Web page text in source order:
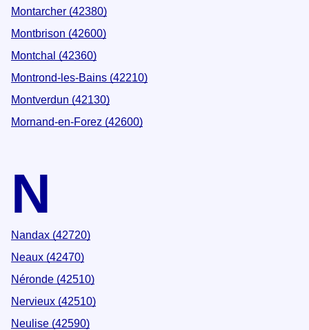
Montarcher (42380)
Montbrison (42600)
Montchal (42360)
Montrond-les-Bains (42210)
Montverdun (42130)
Mornand-en-Forez (42600)
N
Nandax (42720)
Neaux (42470)
Néronde (42510)
Nervieux (42510)
Neulise (42590)